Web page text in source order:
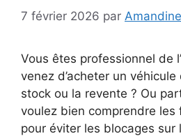
7 février 2026 par Amandine
Vous êtes professionnel de
venez d’acheter un véhicule
stock ou la revente ? Ou
voulez bien comprendre les
pour éviter les blocages sur